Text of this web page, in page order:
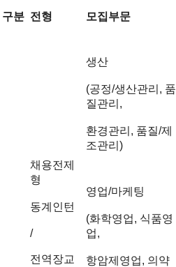
구분 전형 모집부문
채용전제
형
동계인턴
/
전역장교
생산
(공정/생산관리, 품
질관리,
환경관리, 품질/제
조관리)
영업/마케팅
(화학영업, 식품영
업,
항암제영업, 의약